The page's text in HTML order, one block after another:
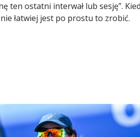
ten ostatni interwał lub sesję”.
łatwiej jest po prostu to zrobić.